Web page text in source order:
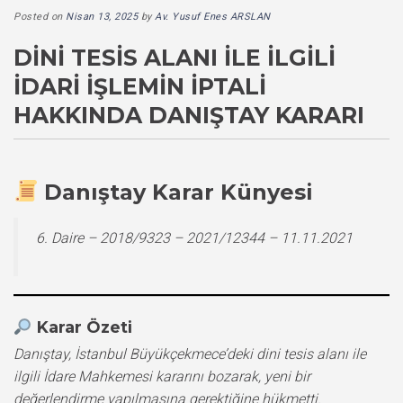
Posted on Nisan 13, 2025byAv. Yusuf Enes ARSLAN
DINI TESIS ALANI ILE İLGILI
İDARI İŞLEMIN İPTALI
HAKKINDA DANIŞTAY KARARI
Danıştay Karar Künyesi
6. Daire – 2018/9323 – 2021/12344 – 11.11.2021
Karar Özeti
Danıştay, İstanbul Büyükçekmece’deki dini tesis alanı ile
ilgili İdare Mahkemesi kararını bozarak, yeni bir
değerlendirme yapılmasına gerektiğine hükmetti.